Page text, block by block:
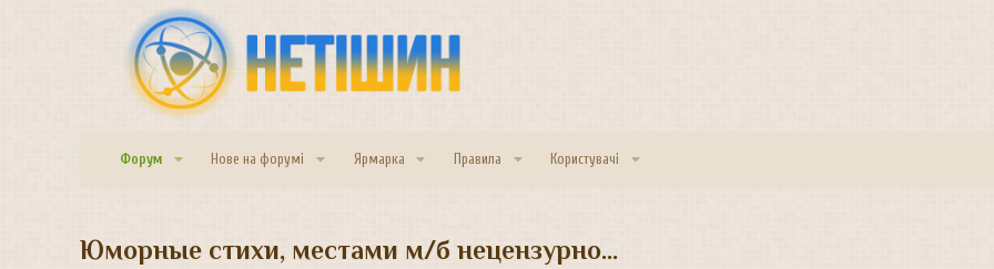
Форум Нове на форумі Ярмарка Правила Користувачі
Юморные стихи, местами м/б нецензурно...